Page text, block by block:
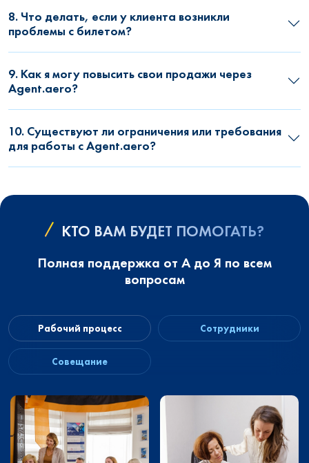
8. Что делать, если у клиента возникли
проблемы с билетом?
9. Как я могу повысить свои продажи через
Agent.aero?
10. Существуют ли ограничения или требования
для работы с Agent.aero?
КТО ВАМ БУДЕТ ПОМОГАТЬ?
Полная поддержка от А до Я по всем
вопросам
Рабочий процесс Сотрудники
Совещание